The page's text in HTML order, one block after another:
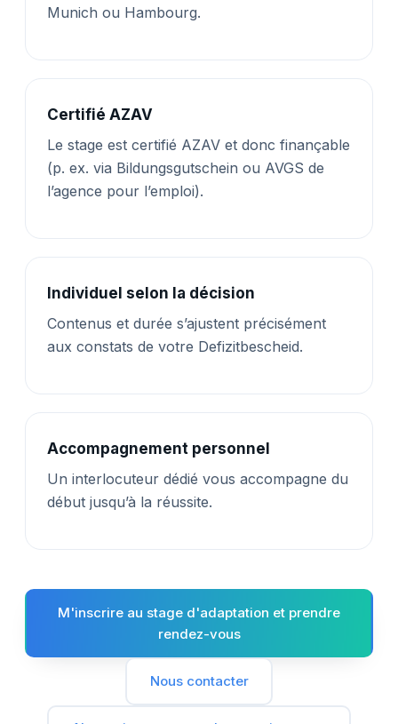
Munich ou Hambourg.
Certifié AZAV
Le stage est certifié AZAV et donc finançable
(p. ex. via Bildungsgutschein ou AVGS de
l’agence pour l’emploi).
Individuel selon la décision
Contenus et durée s’ajustent précisément
aux constats de votre Defizitbescheid.
Accompagnement personnel
Un interlocuteur dédié vous accompagne du
début jusqu’à la réussite.
M'inscrire au stage d'adaptation et prendre
rendez-vous
Nous contacter